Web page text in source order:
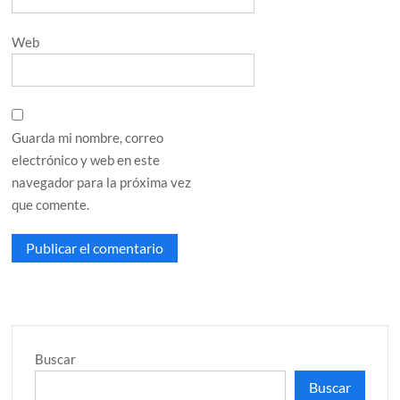
Web
Guarda mi nombre, correo
electrónico y web en este
navegador para la próxima vez
que comente.
Buscar
Buscar